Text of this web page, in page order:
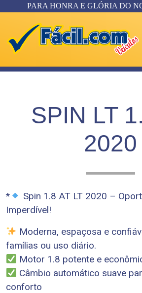
PARA HONRA E GLÓRIA DO
SPIN LT
2020
*
Spin 1.8 AT LT 2020 –
Imperdível!
Moderna, espaçosa e
famílias ou uso diário.
Motor 1.8 potente e
Câmbio automático suave
conforto